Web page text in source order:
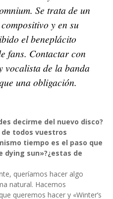
Se trata de un
y en su
el beneplácito
fans. Contactar con
vocalista de la banda
una obligación.
decirme del nuevo disco?
de todos vuestros
tiempo es el paso que
sun»?¿estas de
queríamos hacer algo
natural. Hacemos
queremos hacer y «Winter’s